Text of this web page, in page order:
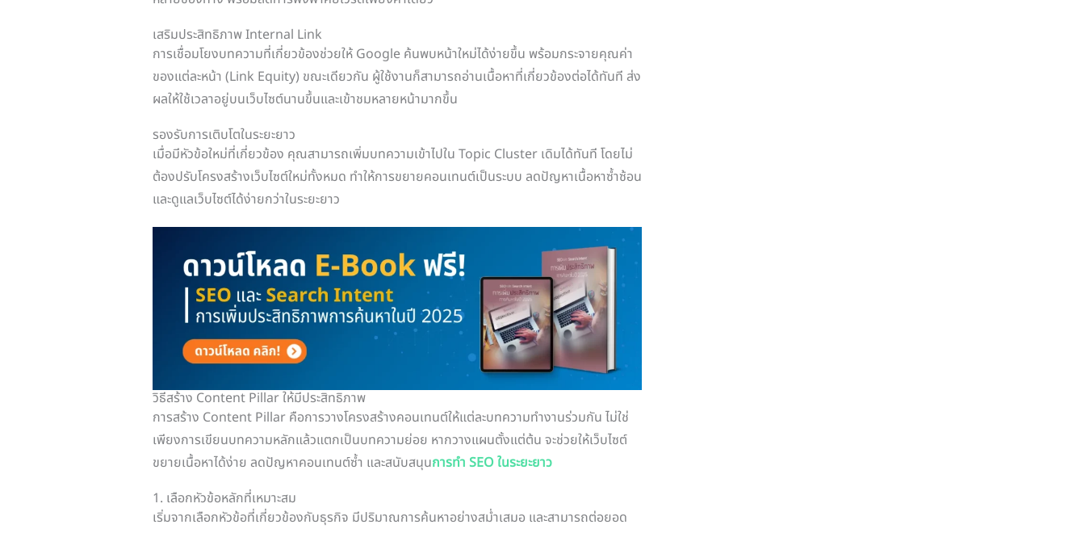
เสริมประสิทธิภาพ Internal Link
การเชื่อมโยงบทความที่เกี่ยวข้องช่วยให้ Google ค้นพบหน้าใหม่ได้ง่ายขึ้น พร้อมกระจายคุณค่า
ของแต่ละหน้า (Link Equity) ขณะเดียวกัน ผู้ใช้งานก็สามารถอ่านเนื้อหาที่เกี่ยวข้องต่อได้ทันที ส่ง
ผลให้ใช้เวลาอยู่บนเว็บไซต์นานขึ้นและเข้าชมหลายหน้ามากขึ้น
รองรับการเติบโตในระยะยาว
เมื่อมีหัวข้อใหม่ที่เกี่ยวข้อง คุณสามารถเพิ่มบทความเข้าไปใน Topic Cluster เดิมได้ทันที โดยไม่
ต้องปรับโครงสร้างเว็บไซต์ใหม่ทั้งหมด ทำให้การขยายคอนเทนต์เป็นระบบ ลดปัญหาเนื้อหาซ้ำซ้อน
และดูแลเว็บไซต์ได้ง่ายกว่าในระยะยาว
วิธีสร้าง Content Pillar ให้มีประสิทธิภาพ
การสร้าง Content Pillar คือการวางโครงสร้างคอนเทนต์ให้แต่ละบทความทำงานร่วมกัน ไม่ใช่
เพียงการเขียนบทความหลักแล้วแตกเป็นบทความย่อย หากวางแผนตั้งแต่ต้น จะช่วยให้เว็บไซต์
ขยายเนื้อหาได้ง่าย ลดปัญหาคอนเทนต์ซ้ำ และสนับสนุนการทำ SEO ในระยะยาว
1. เลือกหัวข้อหลักที่เหมาะสม
เริ่มจากเลือกหัวข้อที่เกี่ยวข้องกับธุรกิจ มีปริมาณการค้นหาอย่างสม่ำเสมอ และสามารถต่อยอด